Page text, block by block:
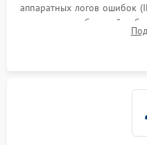
Влага и внешные
аппаратных логов ошибок
питания и базовой
корпуса для